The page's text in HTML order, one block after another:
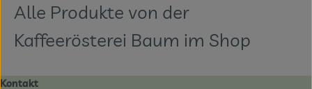
Alle Produkte von der
Kaffeerösterei Baum im Shop
Kontakt